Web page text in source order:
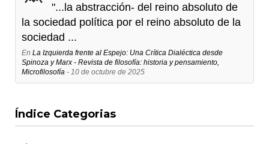
"...la abstracción- del reino absoluto de
la sociedad política por el reino absoluto de la
sociedad ...
En La Izquierda frente al Espejo: Una Crítica Dialéctica desde
Spinoza y Marx - Revista de filosofía: historia y pensamiento,
Microfilosofía - 10 de octubre de 2025
Índice Categorias